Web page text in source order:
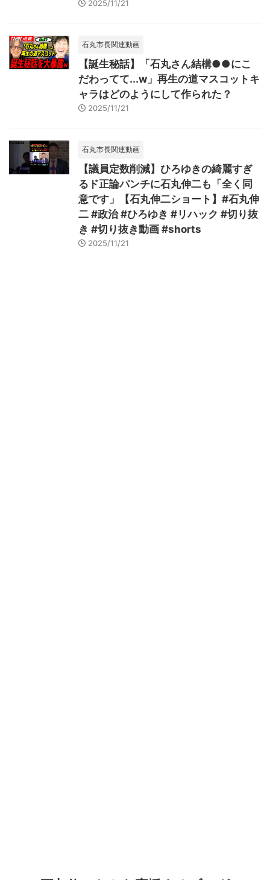
2025/11/21
石丸市長関連動画
【誕生秘話】「石丸さん結構●●にこ
だわってて...w」再生の道マスコットキ
ャラはどのようにして作られた？
2025/11/21
石丸市長関連動画
【議員定数削減】ひろゆきの綺麗すぎ
るド正論パンチに石丸伸二も「全く同
意です」【石丸伸二ショート】#石丸伸
二 #政治 #ひろゆき #リハック #切り抜
き #切り抜き動画 #shorts
2025/11/21